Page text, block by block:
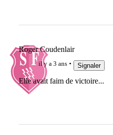
Roger Coudenlair
il y a 3 ans Signaler
Elle avait faim de victoire...